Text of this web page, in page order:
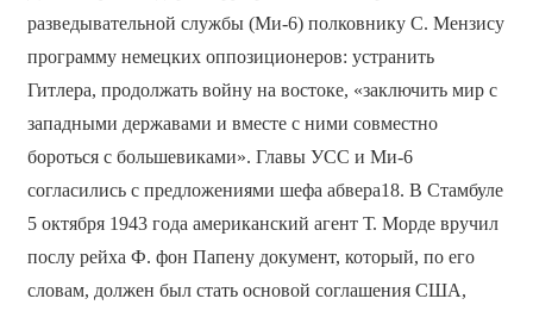
разведывательной службы (Mи-6) полковнику С. Мензису
программу немецких оппозиционеров: устранить
Гитлера, продолжать войну на востоке, «заключить мир с
западными державами и вместе с ними совместно
бороться с большевиками». Главы УСС и Ми-6
согласились с предложениями шефа абвера18. В Стамбуле
5 октября 1943 года американский агент Т. Морде вручил
послу рейха Ф. фон Папену документ, который, по его
словам, должен был стать основой соглашения США,